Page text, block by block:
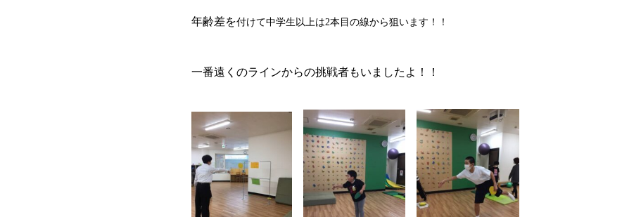
年齢差を付けて中学生以上は2本目の線から狙います！！
一番遠くのラインからの挑戦者もいましたよ！！